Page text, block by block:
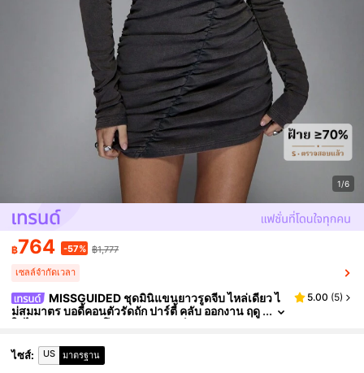
1/6
฿764 -57% ฿1,777
เซลล์จำกัดเวลา
MISSGUIDED ชุดมินิแขนยาวรูดจีบ ไหล่เดียว ไ
ม่สมมาตร บอดี้คอนตัวรัดถัก ปาร์ตี้ คลับ ออกงาน ฤดู
5.00 (5)
ไซส์: US มาตรฐาน